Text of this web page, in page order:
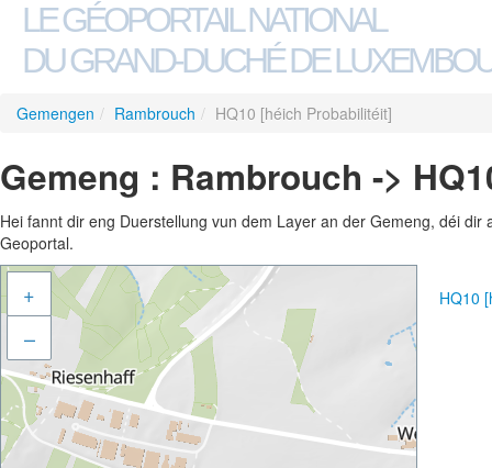
LE GÉOPORTAIL NATIONAL
DU GRAND-DUCHÉ DE
Gemengen / Rambrouch / HQ10 [héich Probabilitéit]
Gemeng : Rambrouch ->
Hei fannt dir eng Duerstellung vun dem Layer an der Gemeng, déi
Geoportal.
+
–
HQ10